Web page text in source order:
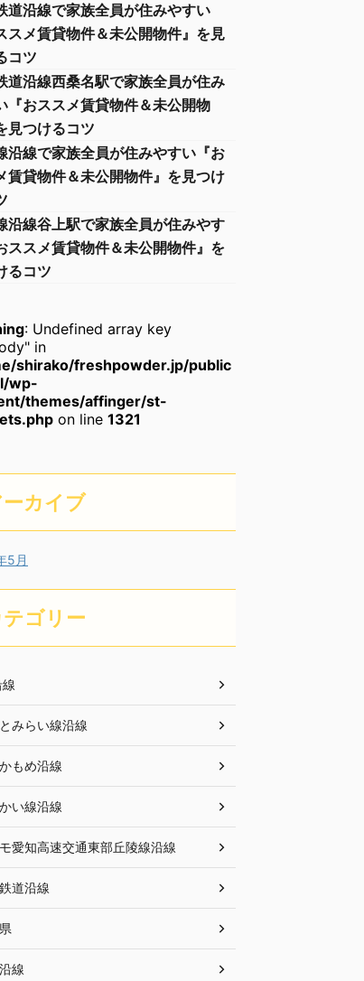
道沿線で家族全員が住みやすい
スメ賃貸物件＆未公開物件』を見
コツ
道沿線西桑名駅で家族全員が住み
『おススメ賃貸物件＆未公開物
見つけるコツ
沿線で家族全員が住みやすい『お
賃貸物件＆未公開物件』を見つけ
沿線谷上駅で家族全員が住みやす
ススメ賃貸物件＆未公開物件』を
るコツ
: Undefined array key
in
shirako/freshpowder.jp/public
wp-
themes/affinger/st-
on line 1321
ーカイブ
5月
テゴリー
みらい線沿線
もめ沿線
い線沿線
愛知高速交通東部丘陵線沿線
道沿線
線